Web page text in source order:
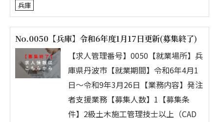
兵庫
No.0050【兵庫】令和6年度1月17日更新(募集終了)
【求人管理番号】0050【就業場所】兵
庫県丹波市【就業期間】令和6年4月1
日～令和9年3月26日【業務内容】発注
者支援業務【募集人数】1【募集条
件】2級土木施工管理技士以上（CAD